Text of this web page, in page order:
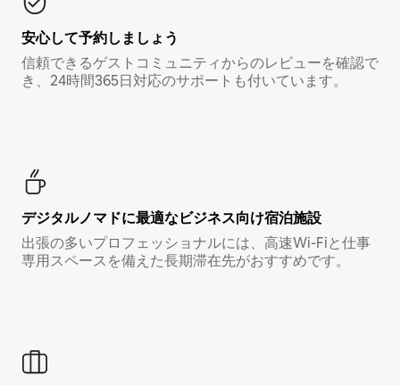
安心して予約しましょう
信頼できるゲストコミュニティからのレビューを確認で
き、24時間365日対応のサポートも付いています。
デジタルノマド⁠に最⁠適⁠なビ⁠ジ⁠ネ⁠ス⁠向⁠け宿⁠泊⁠施⁠設
出張の多いプロフェッショナルには、高速Wi-Fiと仕事
専用スペースを備えた長期滞在先がおすすめです。